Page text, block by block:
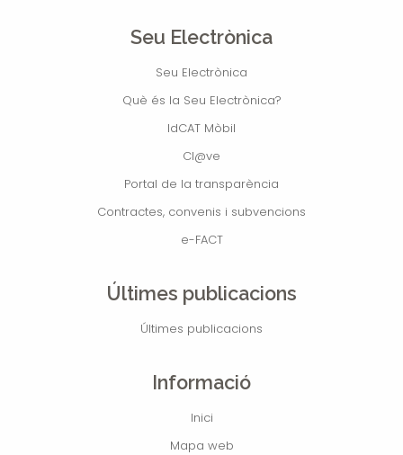
Seu Electrònica
Seu Electrònica
Què és la Seu Electrònica?
IdCAT Mòbil
Cl@ve
Portal de la transparència
Contractes, convenis i subvencions
e-FACT
Últimes publicacions
Últimes publicacions
Informació
Inici
Mapa web